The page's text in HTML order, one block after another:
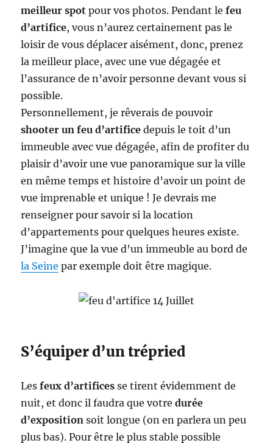
meilleur spot pour vos photos. Pendant lefeu
d’artifice, vous n’aurez certainement pas le
loisir de vous déplacer aisément, donc, prenez
la meilleur place, avec une vue dégagée et
l’assurance de n’avoir personne devant vous si
possible.
Personnellement, je rêverais de pouvoir
shooter un feu d’artifice depuis le toit d’un
immeuble avec vue dégagée, afin de profiter du
plaisir d’avoir une vue panoramique sur la ville
en même temps et histoire d’avoir un point de
vue imprenable et unique ! Je devrais me
renseigner pour savoir si la location
d’appartements pour quelques heures existe.
J’imagine que la vue d’un immeuble au bord de
la Seine par exemple doit être magique.
S’équiper d’un trépried
Lesfeux d’artifices se tirent évidemment de
nuit, et donc il faudra que votredurée
d’exposition soit longue (on en parlera un peu
plus bas). Pour être le plus stable possible